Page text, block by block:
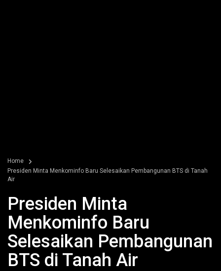
Home
Presiden Minta Menkominfo Baru Selesaikan Pembangunan BTS di Tanah
Air
Presiden Minta
Menkominfo Baru
Selesaikan Pembangunan
BTS di Tanah Air